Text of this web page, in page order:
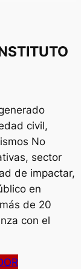
civil,
No
sector
de impactar,
en
de 20
con el